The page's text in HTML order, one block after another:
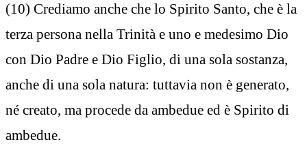
(10) Crediamo anche che lo Spirito Santo, che è la
terza persona nella Trinità e uno e medesimo Dio
con Dio Padre e Dio Figlio, di una sola sostanza,
anche di una sola natura: tuttavia non è generato,
né creato, ma procede da ambedue ed è Spirito di
ambedue.